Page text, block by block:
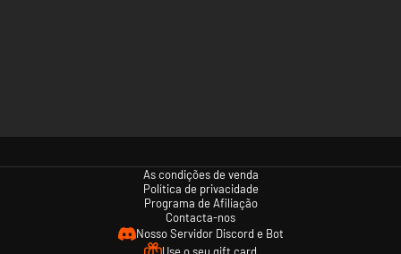
As condições de venda
Política de privacidade
Programa de Afiliação
Contacta-nos
Nosso Servidor Discord e Bot